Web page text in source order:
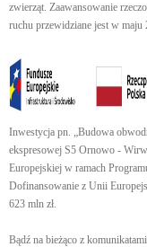
zwierząt. Zaawansowanie
ruchu przewidziane jest w maju
Inwestycja pn. „Budowa
ekspresowej S5 Ornowo -
Europejskiej w ramach
Dofinansowanie z Unii
623 mln zł.
Bądź na bieżąco z